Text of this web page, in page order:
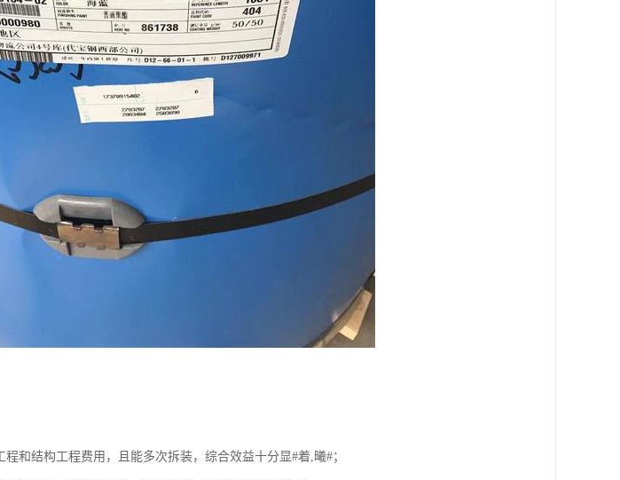
和结构工程费用，且能多次拆装，综合效益十分显#着,曦#；